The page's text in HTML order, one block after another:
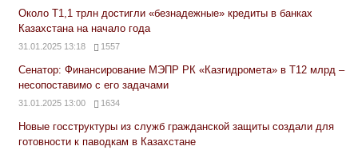
Около Т1,1 трлн достигли «безнадежные» кредиты в банках
Казахстана на начало года
31.01.2025 13:18 1557
Сенатор: Финансирование МЭПР РК «Казгидромета» в Т12 млрд –
несопоставимо с его задачами
31.01.2025 13:00 1634
Новые госструктуры из служб гражданской защиты создали для
готовности к паводкам в Казахстане